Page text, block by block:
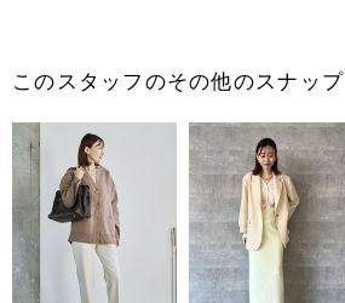
このスタッフのその他のスナップ